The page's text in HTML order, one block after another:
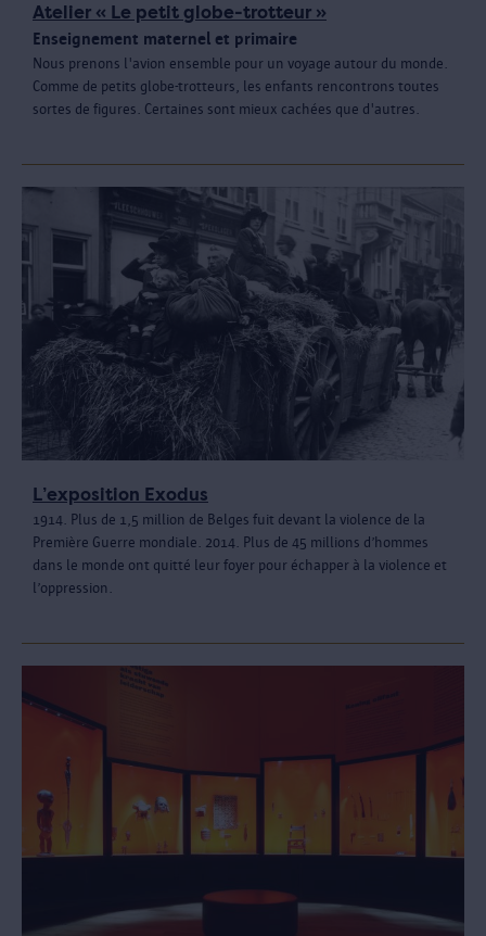
Atelier « Le petit globe-trotteur »
Enseignement maternel et primaire
Nous prenons l'avion ensemble pour un voyage autour du monde.
Comme de petits globe-trotteurs, les enfants rencontrons toutes
sortes de figures. Certaines sont mieux cachées que d'autres.
L’exposition Exodus
1914. Plus de 1,5 million de Belges fuit devant la violence de la
Première Guerre mondiale. 2014. Plus de 45 millions d’hommes
dans le monde ont quitté leur foyer pour échapper à la violence et
l’oppression.